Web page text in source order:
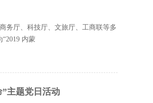
务厅、科技厅、文旅厅、工商联等多
内蒙
主题党日活动